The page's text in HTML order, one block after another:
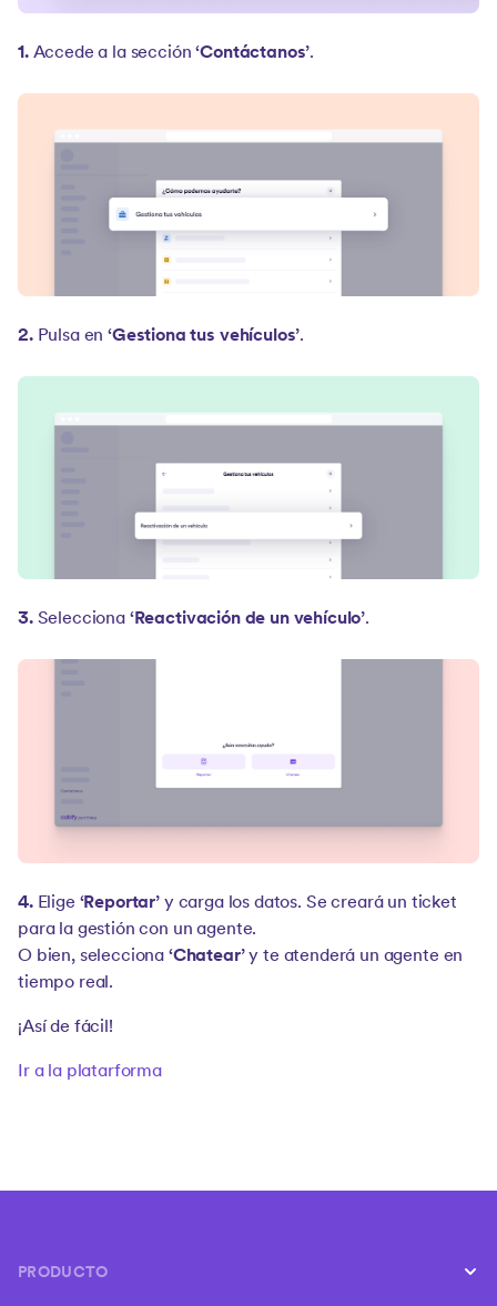
1.Accede a la sección‘Contáctanos’.
2.Pulsa en‘Gestiona tus vehículos’.
3.Selecciona ‘Reactivación de un vehículo’.
4.Elige ‘Reportar’y carga los datos. Se creará un ticket
para la gestión con un agente.
O bien, selecciona ‘Chatear’y te atenderá un agente en
tiempo real.
¡Así de fácil!
Ir a la platarforma
PRODUCTO